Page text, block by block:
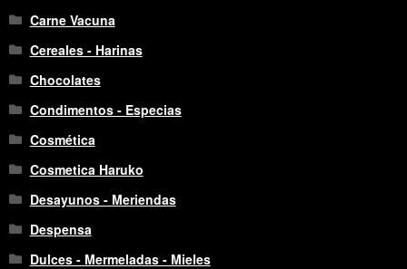
Carne Vacuna
Cereales - Harinas
Chocolates
Condimentos - Especias
Cosmética
Cosmetica Haruko
Desayunos - Meriendas
Despensa
Dulces - Mermeladas - Mieles